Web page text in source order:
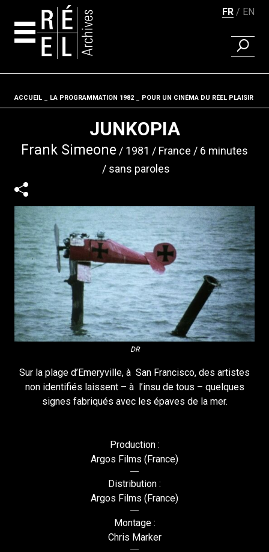
FR EN
Fil d'ariane
ACCUEIL LA PROGRAMMATION 1982 POUR UN CINÉMA DU RÉEL PLAISIR
JUNKOPIA
Frank Simeone 1981 France
6 minutes
sans paroles
DR
Sur la plage d’Emeryville, à San Francisco, des artistes
non identifiés laissent – à l’insu de tous – quelques
signes fabriqués avec les épaves de la mer.
Production :
Argos Films (France)
Distribution :
Argos Films (France)
Montage :
Chris Marker